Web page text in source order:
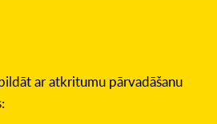
ar atkritumu pārvadāšanu